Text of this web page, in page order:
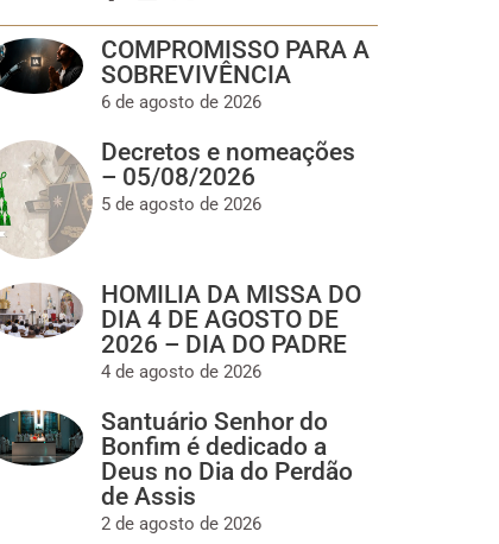
COMPROMISSO PARA A
SOBREVIVÊNCIA
6 de agosto de 2026
Decretos e nomeações
– 05/08/2026
5 de agosto de 2026
HOMILIA DA MISSA DO
DIA 4 DE AGOSTO DE
2026 – DIA DO PADRE
4 de agosto de 2026
Santuário Senhor do
Bonfim é dedicado a
Deus no Dia do Perdão
de Assis
2 de agosto de 2026